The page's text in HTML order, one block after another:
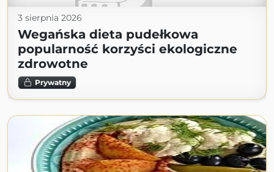
3 sierpnia 2026
Wegańska dieta pudełkowa
popularność korzyści ekologiczne
zdrowotne
Prywatny